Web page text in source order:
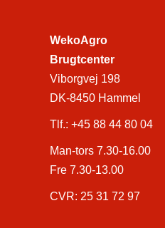
WekoAgro
Brugtcenter
Viborgvej 198
DK-8450 Hammel
Tlf.: +45 88 44 80 04
Man-tors 7.30-16.00
Fre 7.30-13.00
CVR: 25 31 72 97